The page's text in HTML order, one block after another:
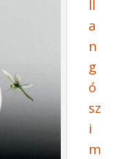
a
n
g
ó
sz
i
m